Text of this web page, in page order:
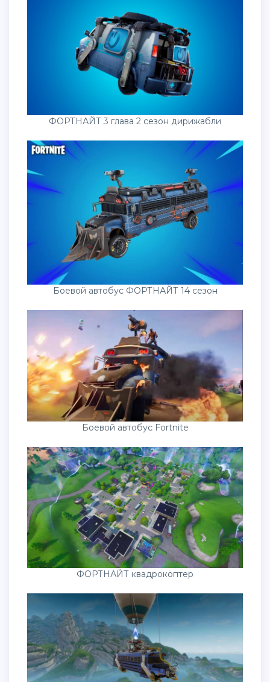
ФОРТНАЙТ 3 глава 2 сезон дирижабли
Боевой автобус ФОРТНАЙТ 14 сезон
Боевой автобус Fortnite
ФОРТНАЙТ квадрокоптер